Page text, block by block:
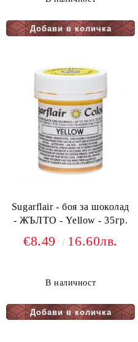
Sugarflair - боя за шоколад
- ЖЪЛТО - Yellow - 35гр.
€8.49 16.60лв.
В наличност